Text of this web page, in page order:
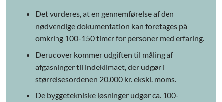
Det vurderes, at en gennemførelse af den
nødvendige dokumentation kan foretages på
omkring 100-150 timer for personer med erfaring.
Derudover kommer udgiften til måling af
afgasninger til indeklimaet, der udgør i
størrelsesordenen 20.000 kr. ekskl. moms.
De byggetekniske løsninger udgør ca. 100-